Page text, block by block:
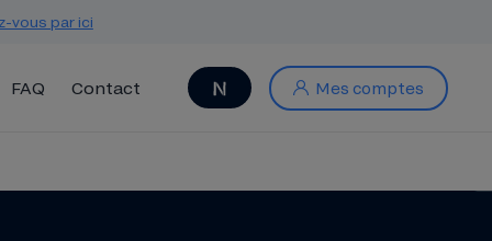
vous par ici
Mes comptes
FAQ Contact